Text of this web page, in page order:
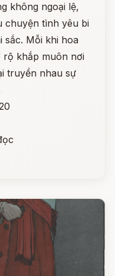
không ngoại lệ,
chuyện tình yêu bi
sắc. Mỗi khi hoa
rộ khắp muôn nơi
truyền nhau sự